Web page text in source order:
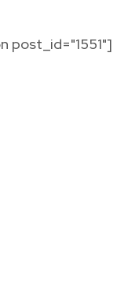
post_id="1551"]